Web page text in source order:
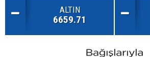
ALTIN
6659.71